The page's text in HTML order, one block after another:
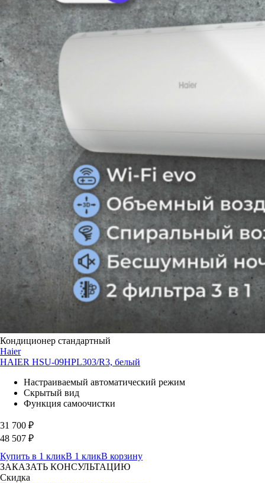
Кондиционер стандартный
Haier
HAIER HSU-09HPL303/R3, белый
Настраиваемый автоматический режим
Скрытый вид
Функция самоочистки
31 700 ₽
48 507 ₽
Купить в 1 кликВ 1 кликВ корзину
ЗАКАЗАТЬ КОНСУЛЬТАЦИЮ
Скидка